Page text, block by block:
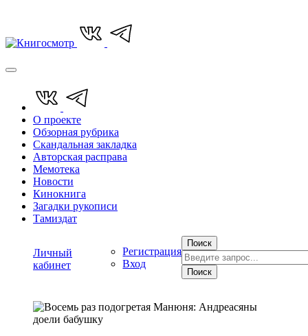
О проекте
Обзорная рубрика
Скандальная закладка
Авторская расправа
Мемотека
Новости
Кинокнига
Загадки рукописи
Тамиздат
Личный
кабинет
Регистрация
Вход
Поиск
Поиск